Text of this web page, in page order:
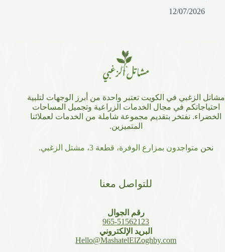
12/07/2026
مشاتل الزغبي في الكويت تعتبر واحدة من أبرز الوجهات لتلبية
احتياجاتكم في مجال الخدمات الزراعية وتجميل المساحات
الخضراء. نفتخر بتقديم مجموعة شاملة من الخدمات لعملائنا
المتميزين.
نحن متواجدون بمزارع الوفرة، قطعة 3، مشتل الزغبي .
للتواصل معنا
رقم الجوال
965-51562123
البريد الإلكتروني
Hello@MashatelElZoghby.com